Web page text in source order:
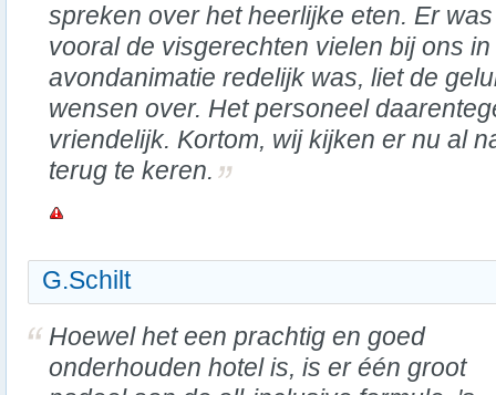
spreken over het heerlijke eten. Er
vooral de visgerechten vielen bij ons
avondanimatie redelijk was, liet de
wensen over. Het personeel
vriendelijk. Kortom, wij kijken er nu al
terug te keren.
G.Schilt
Hoewel het een prachtig en goed
onderhouden hotel is, is er één groot